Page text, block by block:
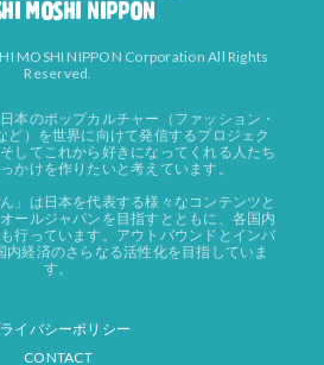
MOSHI NIPPON Corporation All Rights
Reserved.
本のポップカルチャー（ファッション・
ど）を世界に向けて発信するプロジェク
してこれから好きになってくれる人たち
かけを作りたいと考えています。
」は日本を代表する様々なコンテンツと
ールジャパンを目指すとともに、各国内
行っています。アウトバウンドとインバ
内経済のさらなる活性化を目指していま
す。
イバシーポリシー
CONTACT